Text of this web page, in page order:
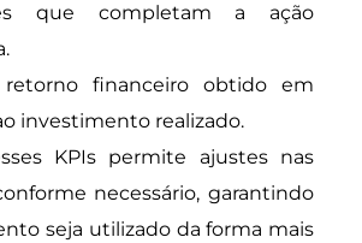
que completam a ação
financeiro obtido em
investimento realizado.
KPIs permite ajustes nas
necessário, garantindo
seja utilizado da forma mais